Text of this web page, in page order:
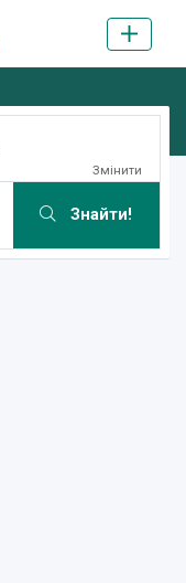
Змінити
Знайти!